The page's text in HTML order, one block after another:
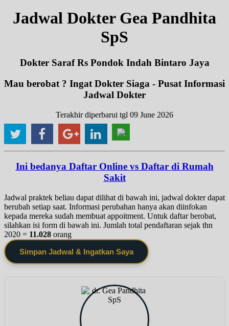
Jadwal Dokter Gea Pandhita
SpS
Dokter Saraf Rs Pondok Indah Bintaro Jaya
Mau berobat ? Ingat Dokter Siaga - Pusat Informasi
Jadwal Dokter
Terakhir diperbarui tgl 09 June 2026
Ini bedanya Daftar Online vs Daftar di Rumah
Sakit
Jadwal praktek beliau dapat dilihat di bawah ini, jadwal dokter dapat
berubah setiap saat. Informasi perubahan hanya akan diinfokan
kepada mereka sudah membuat appoitment. Untuk daftar berobat,
silahkan isi form di bawah ini. Jumlah total pendaftaran sejak thn
2020 = 11.028 orang
Simpan Jadwal & Ingatkan Saya